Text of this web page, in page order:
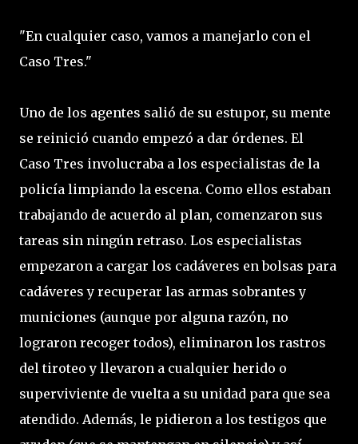
"En cualquier caso, vamos a manejarlo con el
Caso Tres."
Uno de los agentes salió de su estupor, su mente
se reinició cuando empezó a dar órdenes. El
Caso Tres involucraba a los especialistas de la
policía limpiando la escena. Como ellos estaban
trabajando de acuerdo al plan, comenzaron sus
tareas sin ningún retraso. Los especialistas
empezaron a cargar los cadáveres en bolsas para
cadáveres y recuperar las armas sobrantes y
municiones (aunque por alguna razón, no
lograron recoger todos), eliminaron los rastros
del tiroteo y llevaron a cualquier herido o
superviviente de vuelta a su unidad para que sea
atendido. Además, le pidieron a los testigos que